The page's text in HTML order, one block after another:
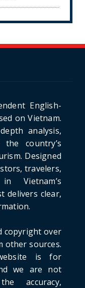
off Period
Visit to
Fo...
of Using
English-
on Vietnam.
analysis,
country’s
Designed
travelers,
Vietnam’s
delivers clear,
copyright over
other sources.
is for
we are not
accuracy,